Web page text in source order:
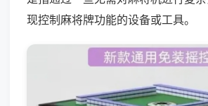
现控制麻将牌功能的设备或工具。